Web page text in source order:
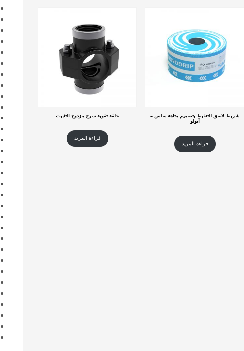
شريط لاصق للتنقيط بتصميم متاهة سلس –
أبولو
قراءة المزيد
حلقة تقوية سرج مزدوج التثبيت
قراءة المزيد